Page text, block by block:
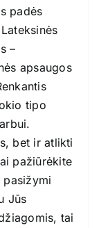
padės
–
apsaugos
tipo
bet ir atlikti
pažiūrėkite
pasižymi
Jūs
tai